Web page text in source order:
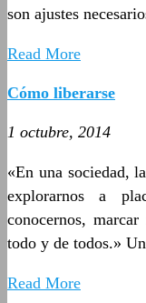
son ajustes
Read More
Cómo liberarse
1 octubre, 2014
«En una sociedad,
explorarnos a
conocernos,
todo y de todos.»
Read More